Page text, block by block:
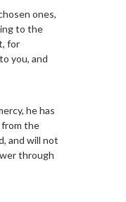
ones,
to the
for
you, and
he has
the
and will not
through